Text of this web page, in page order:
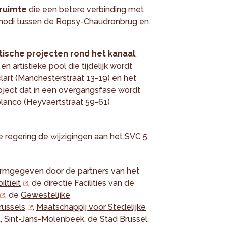
die een betere verbinding met
tussen de Ropsy-Chaudronbrug en
projecten rond het kanaal,
artistieke pool die tijdelijk wordt
(Manchesterstraat 13-19) en het
dat in een overgangsfase wordt
(Heyvaertstraat 59-61)
de wijzigingen aan het SVC 5
door de partners van het
, de directie Facilities van de
, deGewestelijke
, Maatschappij voor Stedelijke
Jans-Molenbeek, de Stad Brussel,